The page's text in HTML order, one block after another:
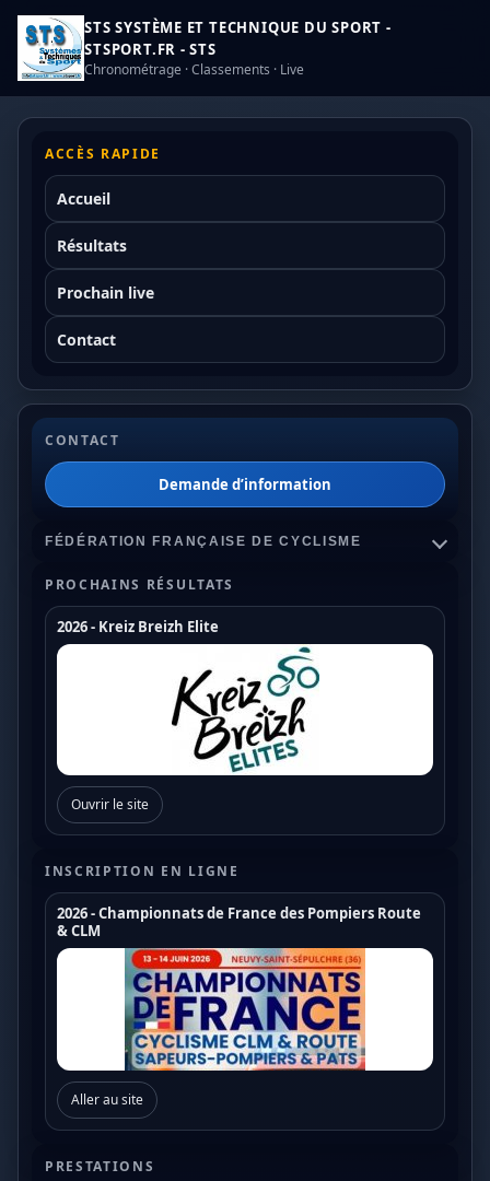
STS SYSTÈME ET TECHNIQUE DU SPORT -
STSPORT.FR - STS
Chronométrage · Classements · Live
ACCÈS RAPIDE
Accueil
Résultats
Prochain live
Contact
CONTACT
Demande d’information
FÉDÉRATION FRANÇAISE DE CYCLISME
Championnats de France
Coupe de France Cyclo Cross
Coupe de France N1
Coupe de France N2
Coupe de France N3
Coupe de France U17
Coupe de France U19
Trophée de France
PROCHAINS RÉSULTATS
2026 - Kreiz Breizh Elite
Ouvrir le site
INSCRIPTION EN LIGNE
2026 - Championnats de France des Pompiers Route
& CLM
Aller au site
PRESTATIONS